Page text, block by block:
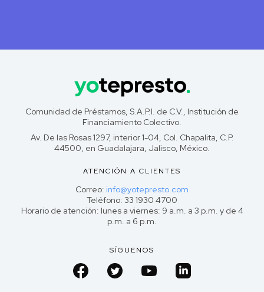
Comunidad de Préstamos, S.A.P.I. de C.V., Institución de
Financiamiento Colectivo.
Av. De las Rosas 1297, interior 1-04, Col. Chapalita, C.P.
44500, en Guadalajara, Jalisco, México.
ATENCIÓN A CLIENTES
Correo: info@yotepresto.com
Teléfono: 33 1930 4700
Horario de atención: lunes a viernes: 9 a.m. a 3 p.m. y de 4
p.m. a 6 p.m.
SÍGUENOS